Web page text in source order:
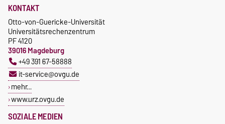
SOZIALE MEDIEN
KONTAKT
Otto-von-Guericke-Universität
Universitätsrechenzentrum
PF 4120
39016 Magdeburg
+49 391 67-58888
it-service@ovgu.de
mehr…
www.urz.ovgu.de